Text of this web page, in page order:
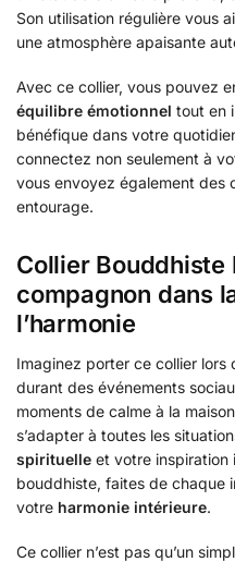
Son utilisation régulière vous
une atmosphère apaisante
Avec ce collier, vous pouvez
équilibre émotionnel tout en
bénéfique dans votre
connectez non seulement à
vous envoyez également des
entourage.
Collier Bouddhiste
compagnon dans
l’harmonie
Imaginez porter ce collier lors
durant des événements
moments de calme à la
s’adapter à toutes les
spirituelle et votre inspiration
bouddhiste, faites de chaque
votre harmonie intérieure.
Ce collier n’est pas qu’un